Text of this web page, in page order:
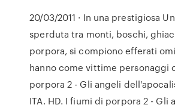
20/03/2011 · In una prestigiosa
sperduta tra monti, boschi,
porpora, si compiono efferati
hanno come vittime personaggi
porpora 2 - Gli angeli
ITA. HD. I fiumi di porpora 2 - Gli